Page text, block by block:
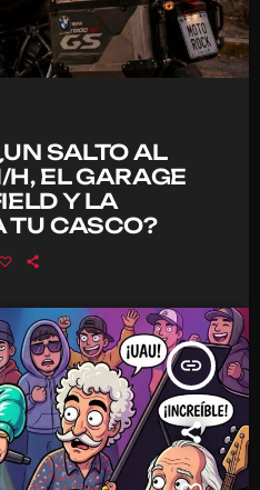
SALTO AL
EL GARAGE
Y LA
TU CASCO?
insert_link